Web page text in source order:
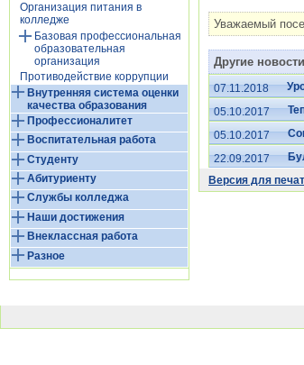
Организация питания в
колледже
Базовая профессиональная
образовательная
организация
Противодействие коррупции
Внутренняя система оценки
качества образования
Профессионалитет
Воспитательная работа
Студенту
Абитуриенту
Службы колледжа
Наши достижения
Внеклассная работа
Разное
Уважаемый
Другие
07.11.2018
05.10.2017
05.10.2017
22.09.2017
Версия для